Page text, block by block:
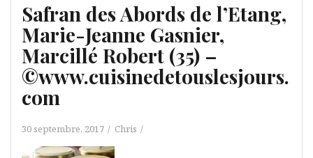
Safran des Abords de l’Etang,
Marie-Jeanne Gasnier,
Marcillé Robert (35) –
©www.cuisinedetouslesjours.
com
30 septembre, 2017 Chris